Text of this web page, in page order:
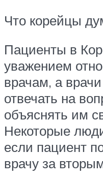
Что корейцы
Пациенты в
уважением
врачам, а
отвечать на
объяснять им
Некоторые
если пациент
врачу за